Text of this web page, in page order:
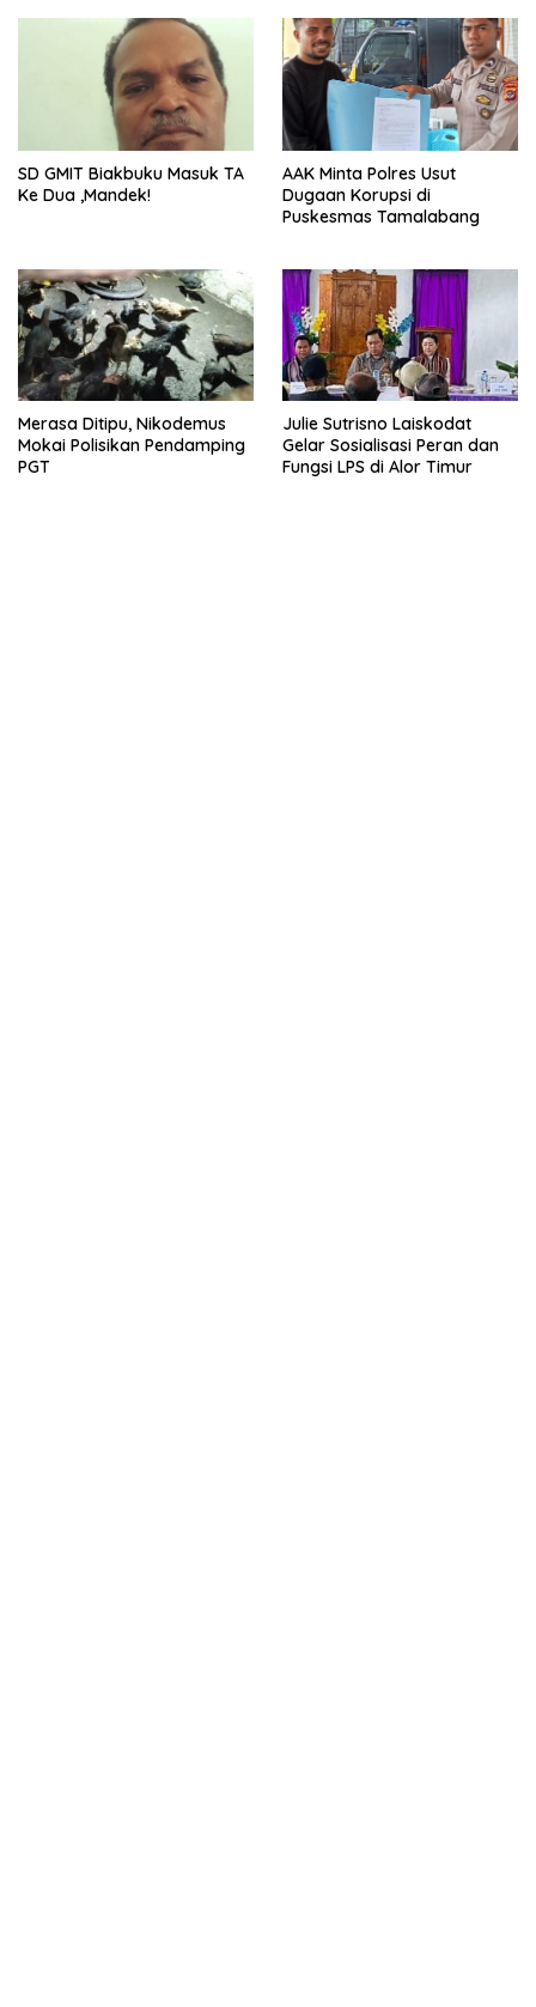
SD GMIT Biakbuku Masuk TA
Ke Dua ,Mandek!
AAK Minta Polres Usut
Dugaan Korupsi di
Puskesmas Tamalabang
Merasa Ditipu, Nikodemus
Mokai Polisikan Pendamping
PGT
Julie Sutrisno Laiskodat
Gelar Sosialisasi Peran dan
Fungsi LPS di Alor Timur